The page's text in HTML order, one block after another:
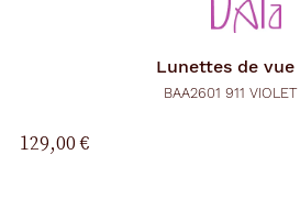
Lunettes de vue
BAA2601 911 VIOLET
129,00 €